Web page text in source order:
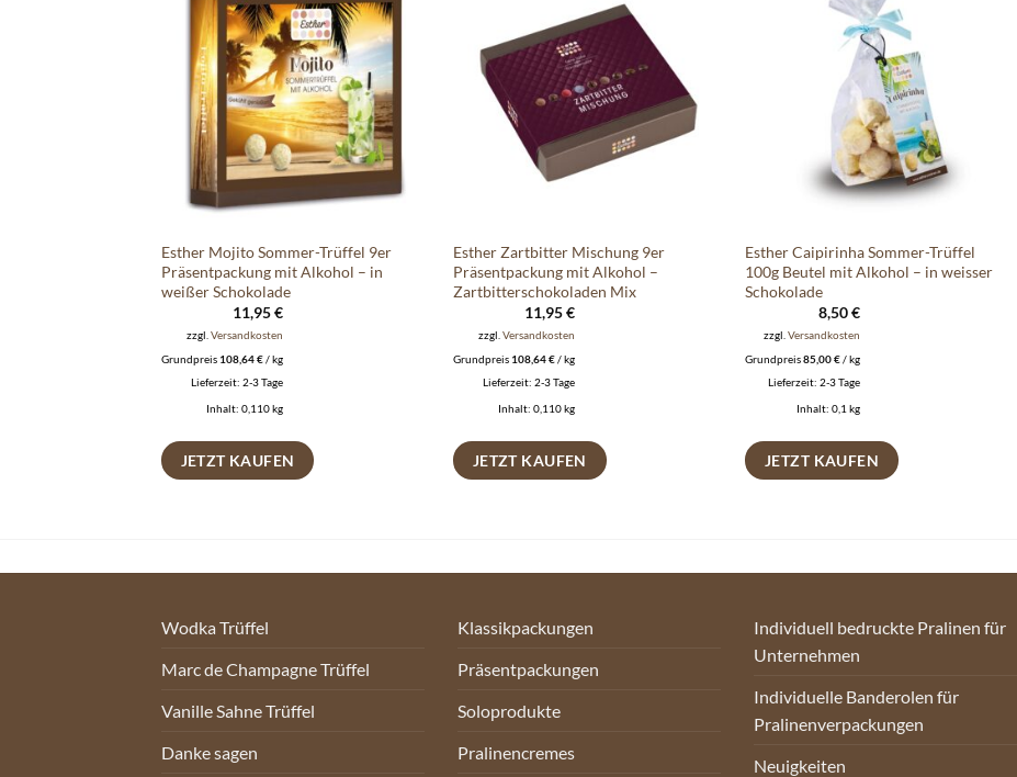
Auf die
Wunschliste
Esther Mojito Sommer-Trüffel 9er
Präsentpackung mit Alkohol – in
weißer Schokolade
11,95€
zzgl. Versandkosten
Grundpreis 108,64€/kg
Lieferzeit: 2-3 Tage
Inhalt: 0,110kg
JETZT KAUFEN
Wunschliste
Esther Zartbitter Mischung 9er
Präsentpackung mit Alkohol –
Zartbitterschokoladen Mix
11,95€
zzgl.Versandkosten
Grundpreis 108,64€/kg
Lieferzeit:2-3 Tage
Inhalt: 0,110kg
JETZT KAUFEN
Esther Caipirinha Sommer-Trüffel
100g Beutel mit Alkohol – in weisser
Schokolade
8,50€
zzgl.Versandkosten
Grundpreis85,00€/kg
Lieferzeit:2-3 Tage
Inhalt: 0,1kg
JETZT KAUFEN
Wodka Trüffel
Marc de Champagne Trüffel
Vanille Sahne Trüffel
Danke sagen
Klassikpackungen
Präsentpackungen
Soloprodukte
Pralinencremes
Individuell bedruckte Pralinen für
Unternehmen
Individuelle Banderolen für
Pralinenverpackungen
Neuigkeiten